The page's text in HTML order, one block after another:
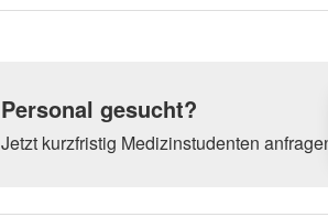
Personal gesucht?
Jetzt kurzfristig Medizinstudenten